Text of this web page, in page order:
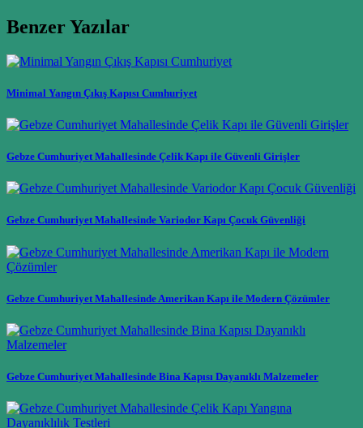
Benzer Yazılar
Minimal Yangın Çıkış Kapısı Cumhuriyet
Gebze Cumhuriyet Mahallesinde Çelik Kapı ile Güvenli Girişler
Gebze Cumhuriyet Mahallesinde Variodor Kapı Çocuk Güvenliği
Gebze Cumhuriyet Mahallesinde Amerikan Kapı ile Modern Çözümler
Gebze Cumhuriyet Mahallesinde Bina Kapısı Dayanıklı Malzemeler